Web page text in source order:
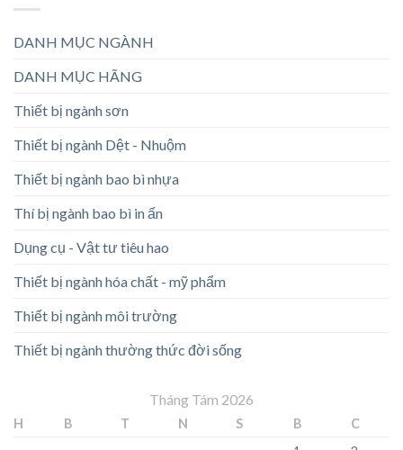
DANH MỤC NGÀNH
DANH MỤC HÃNG
Thiết bị ngành sơn
Thiết bị ngành Dệt - Nhuộm
Thiết bị ngành bao bì nhựa
Thí bị ngành bao bì in ấn
Dụng cụ - Vật tư tiêu hao
Thiết bị ngành hóa chất - mỹ phẩm
Thiết bị ngành môi trường
Thiết bị ngành thường thức đời sống
Tháng Tám 2026
H B T N S B
C